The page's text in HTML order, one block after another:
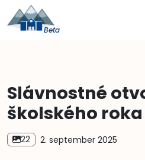
Slávnostné
školského roka
22 2. september 2025